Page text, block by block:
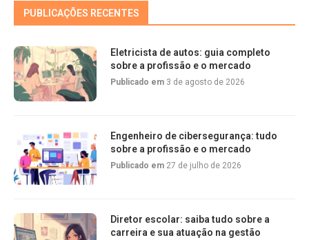
PUBLICAÇÕES RECENTES
Eletricista de autos: guia completo
sobre a profissão e o mercado
Publicado em 3 de agosto de 2026
Engenheiro de cibersegurança: tudo
sobre a profissão e o mercado
Publicado em 27 de julho de 2026
Diretor escolar: saiba tudo sobre a
carreira e sua atuação na gestão